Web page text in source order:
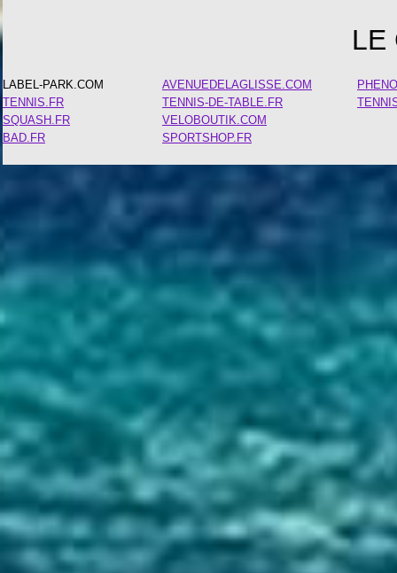
LE
LABEL-PARK.COM
TENNIS.FR
SQUASH.FR
BAD.FR
AVENUEDELAGLISSE.COM
TENNIS-DE-TABLE.FR
VELOBOUTIK.COM
SPORTSHOP.FR